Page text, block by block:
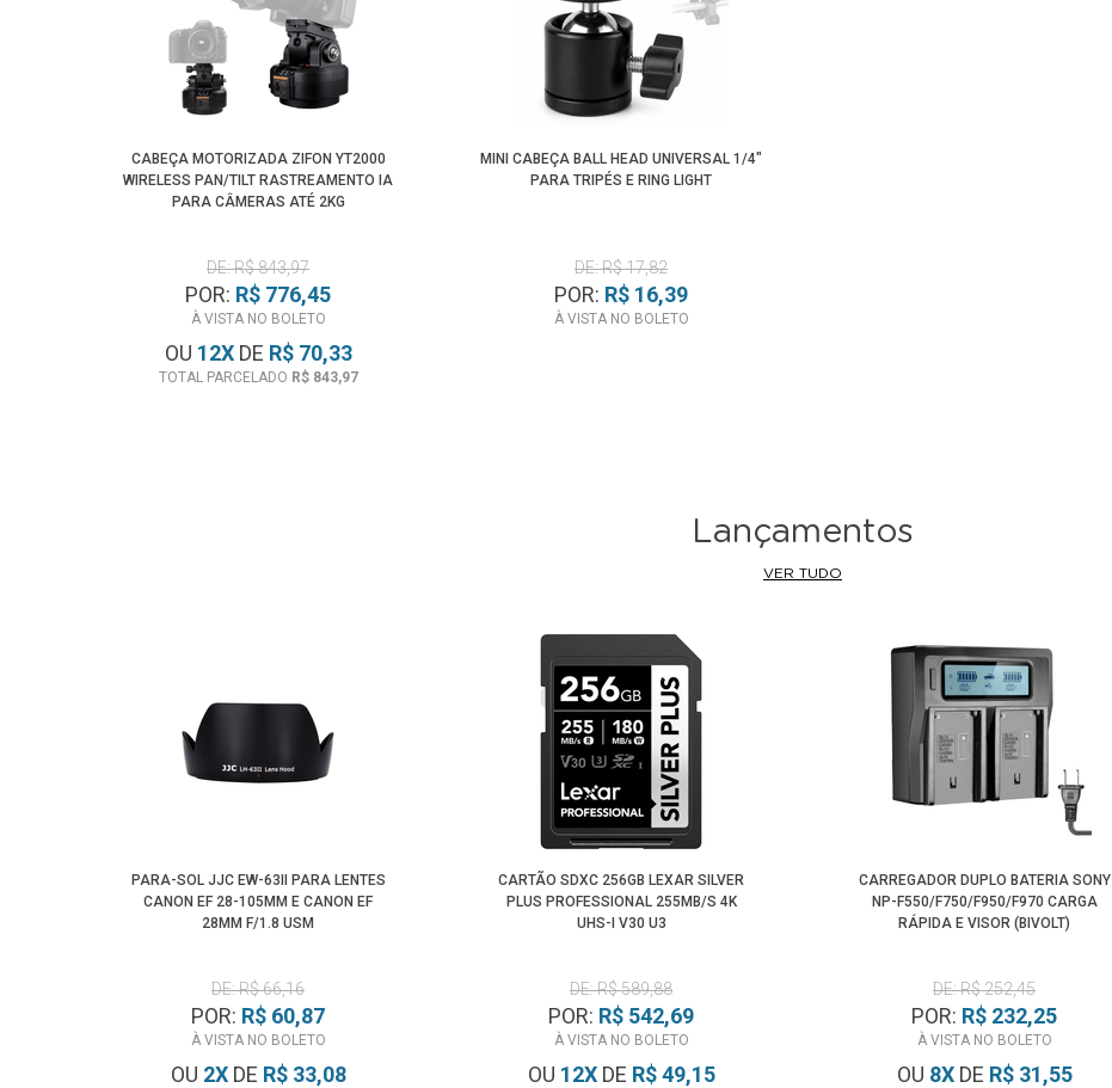
CABEÇA MOTORIZADA ZIFON YT2000
WIRELESS PAN/TILT RASTREAMENTO IA
PARA CÂMERAS ATÉ 2KG
DE: R$ 843,97
POR: R$ 776,45
À VISTA NO BOLETO
OU 12XDE R$ 70,33
TOTAL PARCELADO R$ 843,97
MINI CABEÇA BALL HEAD UNIVERSAL 1/4"
PARA TRIPÉS E RING LIGHT
DE: R$ 17,82
POR: R$ 16,39
À VISTA NO BOLETO
Lançamentos
VER TUDO
PARA-SOL JJC EW-63II PARA LENTES
CANON EF 28-105MM E CANON EF
28MM F/1.8 USM
DE: R$ 66,16
POR: R$ 60,87
À VISTA NO BOLETO
OU 2XDE R$ 33,08
CARTÃO SDXC 256GB LEXAR SILVER
PLUS PROFESSIONAL 255MB/S 4K
UHS-I V30 U3
DE: R$ 589,88
POR: R$ 542,69
À VISTA NO BOLETO
OU 12XDE R$ 49,15
CARREGADOR DUPLO BATERIA SONY
NP-F550/F750/F950/F970 CARGA
RÁPIDA E VISOR (BIVOLT)
DE: R$ 252,45
POR: R$ 232,25
À VISTA NO BOLETO
OU 8XDE R$ 31,55